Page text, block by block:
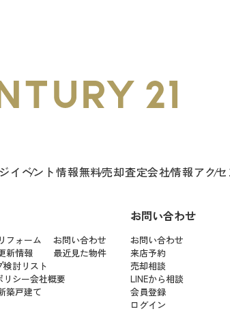
イベント情報無料売却査定会社情報アク
リフォーム
お問い合わせ
新情報
最近見た物件
検討リスト
リシー会社概要
築戸建て
お問い合わせ
お問い合わせ
来店予約
売却相談
LINEから相談
会員登録
ログイン